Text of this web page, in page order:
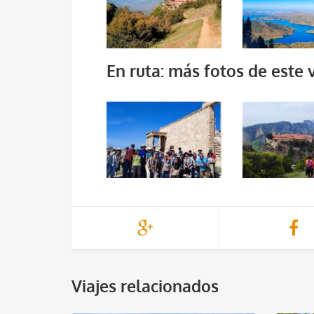
En ruta: más fotos de este
Viajes relacionados